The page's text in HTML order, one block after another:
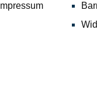
Impressum